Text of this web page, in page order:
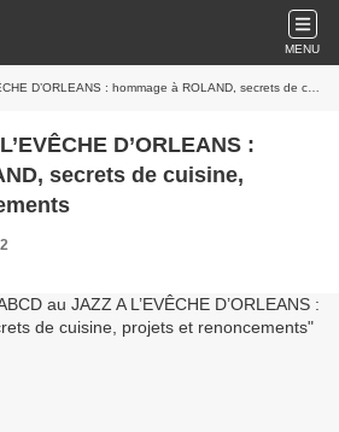
MENU
: hommage à ROLAND, secrets de cuisine, projets et renoncements
D’ORLEANS :
secrets de cuisine,